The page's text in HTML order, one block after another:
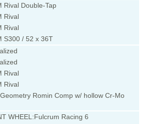
Rival Double-Tap
Rival
Rival
S300 / 52 x 36T
Rival
Rival
Romin Comp w/ hollow Cr-Mo
WHEEL:Fulcrum Racing 6